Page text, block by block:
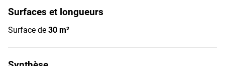
Surfaces et longueurs
Surface de 30 m²